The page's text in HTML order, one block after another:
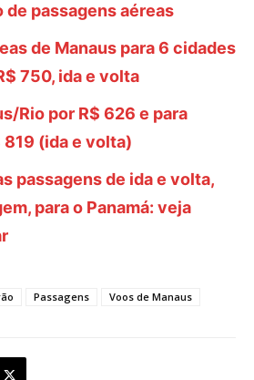
passagens aéreas
de Manaus para 6 cidades
750, ida e volta
Rio por R$ 626 e para
819 (ida e volta)
passagens de ida e volta,
para o Panamá: veja
Passagens Voos de Manaus